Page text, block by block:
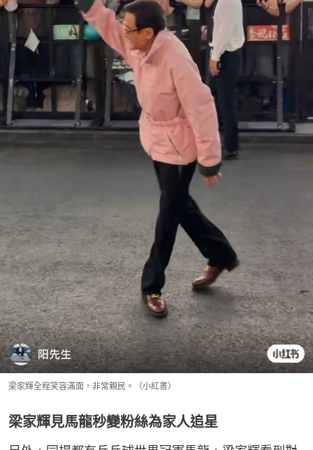
梁家輝全程笑容滿面，非常親民。（小紅書）
梁家輝見馬龍秒變粉絲為家人追星